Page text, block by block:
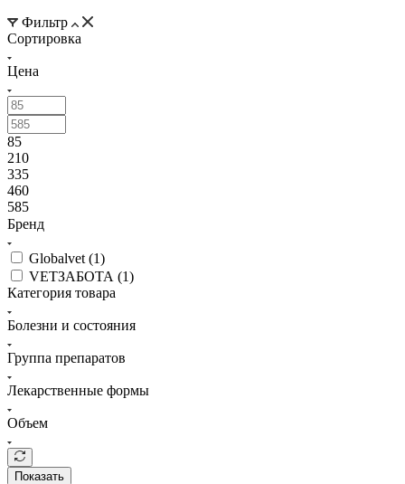
Фильтр
Сортировка
Цена
85
210
335
460
585
Бренд
Globalvet (1)
VETЗАБОТА (1)
Категория товара
Болезни и состояния
Группа препаратов
Лекарственные формы
Объем
Показать